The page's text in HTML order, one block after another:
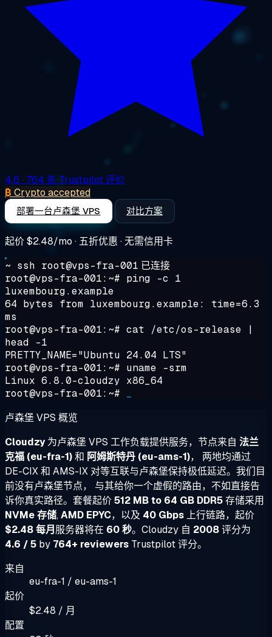
4.6 · 764 条 Trustpilot 评价
₿ Crypto accepted
部署一台卢森堡 VPS 对比方案
起价$2.48/mo · 五折优惠 · 无需信用卡
~ ssh root@vps-fra-001 已连接
root@vps-fra-001:~# ping -c 1
luxembourg.example
64 bytes from luxembourg.example: time=6.3
ms
root@vps-fra-001:~# cat /etc/os-release |
head -1
PRETTY_NAME="Ubuntu 24.04 LTS"
root@vps-fra-001:~# uname -srm
Linux 6.8.0-cloudzy x86_64
root@vps-fra-001:~#
卢森堡 VPS 概览
Cloudzy为卢森堡 VPS 工作负载提供服务，节点来自 法兰
克福 (eu-fra-1)和 阿姆斯特丹 (eu-ams-1)， 两地均通过
DE-CIX 和 AMS-IX 对等互联与卢森堡保持极低延迟。我们目
前没有卢森堡节点， 与其给你一个虚假的路由，不如直接告
诉你真实路径。套餐起价512 MB to 64 GB DDR5存储采用
NVMe 存储,AMD EPYC，以及 40 Gbps 上行链路，起价
$2.48 每月服务器将在 60 秒。Cloudzy 自 2008评分为
4.6 / 5 by 764+ reviewers Trustpilot 评分。
来自
eu-fra-1 / eu-ams-1
起价
$2.48 / 月
配置